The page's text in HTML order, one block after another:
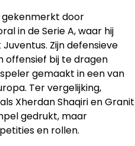
door
in de Serie A, waar hij
Zijn defensieve
offensief bij te dragen
gemaakt in een van
Ter vergelijking,
Xherdan Shaqiri en Granit
gedrukt, maar
en rollen.